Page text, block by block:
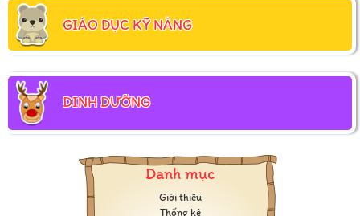
GIÁO DỤC KỸ NĂNG
DINH DƯỠNG
Danh mục
Giới thiệu
Thống kê